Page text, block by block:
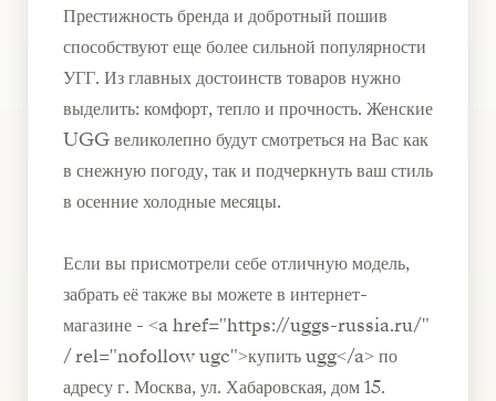
Престижность бренда и добротный пошив
способствуют еще более сильной популярности
УГГ. Из главных достоинств товаров нужно
выделить: комфорт, тепло и прочность. Женские
UGG великолепно будут смотреться на Вас как
в снежную погоду, так и подчеркнуть ваш стиль
в осенние холодные месяцы.
Если вы присмотрели себе отличную модель,
забрать её также вы можете в интернет-
магазине - <a href="https://uggs-russia.ru/"
/ rel="nofollow ugc">купить ugg</a> по
адресу г. Москва, ул. Хабаровская, дом 15.